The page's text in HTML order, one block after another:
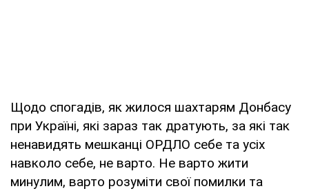
Щодо спогадів, як жилося шахтарям Донбасу
при Україні, які зараз так дратують, за які так
ненавидять мешканці ОРДЛО себе та усіх
навколо себе, не варто. Не варто жити
минулим, варто розуміти свої помилки та